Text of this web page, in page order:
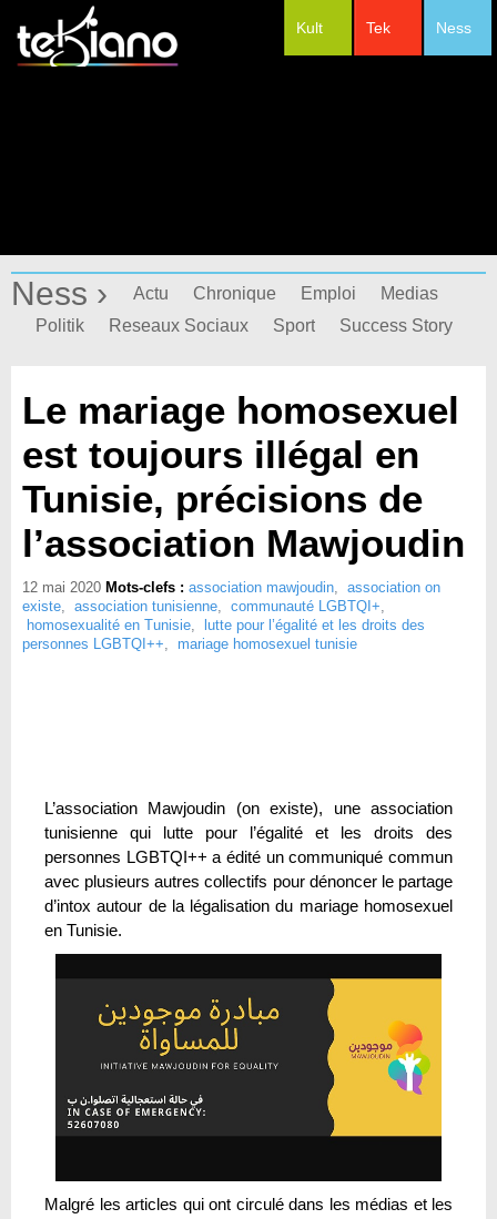
Ness
Tek
Kult
Ness › Actu Chronique Emploi
Medias
Politik
Reseaux Sociaux Sport Success Story
Le mariage homosexuel
est toujours illégal en
Tunisie, précisions de
l’association Mawjoudin
12 mai 2020 Mots-clefs : association mawjoudin, association on
existe, association tunisienne, communauté LGBTQI+,
homosexualité en Tunisie,
lutte pour l’égalité et les droits des
personnes LGBTQI++, mariage homosexuel tunisie
L’association Mawjoudin (on existe), une association
tunisienne qui lutte pour l’égalité et les droits des
personnes LGBTQI++ a édité un communiqué commun
avec plusieurs autres collectifs pour dénoncer le partage
d’intox autour de la légalisation du mariage homosexuel
en Tunisie.
Malgré les articles qui ont circulé dans les médias et les